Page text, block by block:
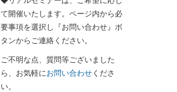
て開催いたします。ページ内から必
要事項を選択し『お問い合わせ』ボ
タンからご連絡ください。
ご不明な点、質問等ございました
ら、お気軽にお問い合わせ くださ
い。